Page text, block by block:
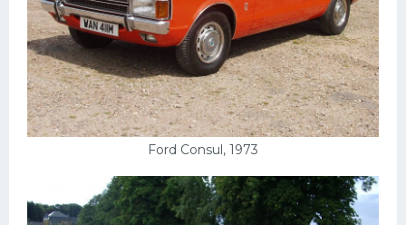
Ford Consul, 1973